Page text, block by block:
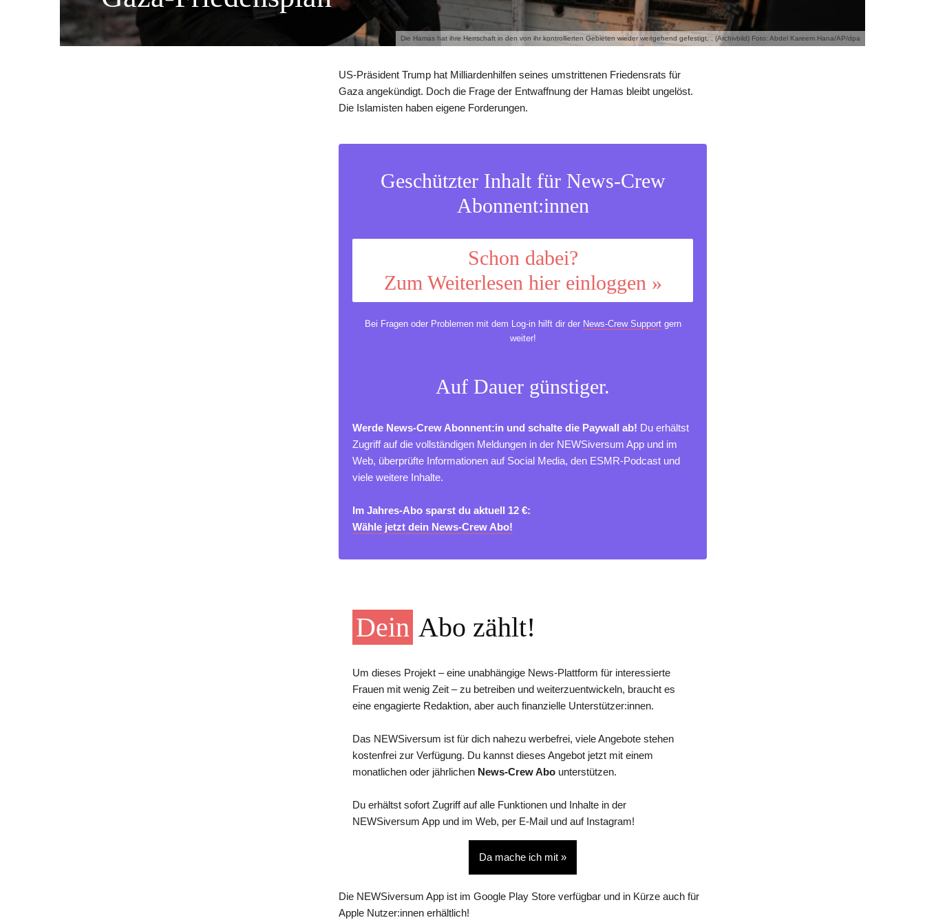
Die Hamas hat ihre Herrschaft in den von ihr kontrollierten Gebieten wieder weitgehend gefestigt. . (Archivbild) Foto: Abdel Kareem Hana/AP/dpa
US-Präsident Trump hat Milliardenhilfen seines umstrittenen Friedensrats für
Gaza angekündigt. Doch die Frage der Entwaffnung der Hamas bleibt ungelöst.
Die Islamisten haben eigene Forderungen.
Geschützter Inhalt für News-Crew
Abonnent:innen
Schon dabei?
Zum Weiterlesen hier einloggen »
Bei Fragen oder Problemen mit dem Log-in hilft dir der News-Crew Supportgern
weiter!
Auf Dauer günstiger.
Werde News-Crew Abonnent:in und schalte die Paywall ab! Du erhältst
Zugriff auf die vollständigen Meldungen in der NEWSiversum App und im
Web, überprüfte Informationen auf Social Media, den ESMR-Podcast und
viele weitere Inhalte.
Im Jahres-Abo sparst du aktuell 12 €:
Wähle jetzt dein News-Crew Abo!
Dein Abo zählt!
Um dieses Projekt – eine unabhängige News-Plattform für interessierte
Frauen mit wenig Zeit – zu betreiben und weiterzuentwickeln, braucht es
eine engagierte Redaktion, aber auch finanzielle Unterstützer:innen.
Das NEWSiversum ist für dich nahezu werbefrei, viele Angebote stehen
kostenfrei zur Verfügung. Du kannst dieses Angebot jetzt mit einem
monatlichen oder jährlichen News-Crew Abo unterstützen.
Du erhältst sofort Zugriff auf alle Funktionen und Inhalte in der
NEWSiversum App und im Web, per E-Mail und auf Instagram!
Da mache ich mit »
Die NEWSiversum App ist im Google Play Store verfügbar und in Kürze auch für
Apple Nutzer:innen erhältlich!